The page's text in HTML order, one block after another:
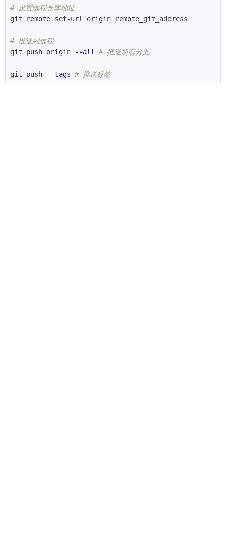
# 设置远程仓库地址
git remote set-url origin remote_git_address
# 推送到远程
git push origin
--all # 推送所有分支
git push --tags # 推送标签